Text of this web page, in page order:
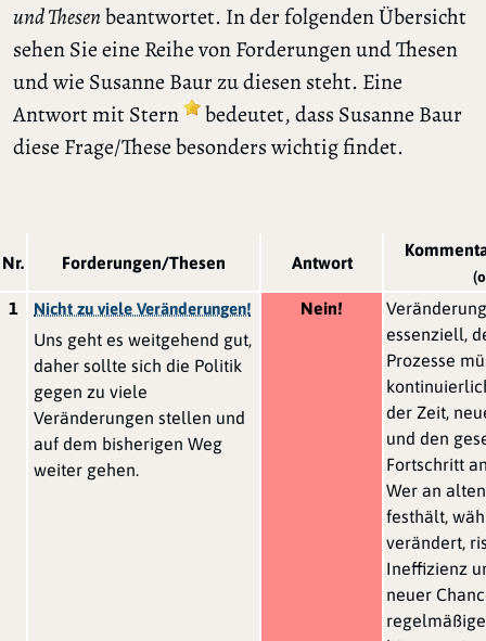
und Thesenbeantwortet. In der folgenden Übersicht
sehen Sie eine Reihe von Forderungen und Thesen
und wie Susanne Baur zu diesen steht. Eine
Antwort mit Stern
bedeutet, dass Susanne Baur
diese Frage/These besonders wichtig findet.
Nr. Forderungen/Thesen Antwort
1 Nicht zu viele Veränderungen!
Uns geht es weitgehend gut,
daher sollte sich die Politik
gegen zu viele
Veränderungen stellen und
auf dem bisherigen Weg
weiter gehen.
Nein!
essenziell,
Prozesse
der Zeit,
und den
Fortschritt
Wer an
festhält,
verändert,
Ineffizienz
neuer